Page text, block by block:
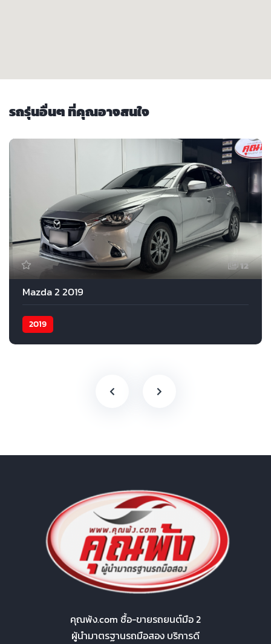
รถรุ่นอื่นๆ ที่คุณอาจสนใจ
12
Mazda 2 2019
2019
คุณพ้ง.com ซื้อ-ขายรถยนต์มือ 2
ผู้นำมาตรฐานรถมือสอง บริการดี